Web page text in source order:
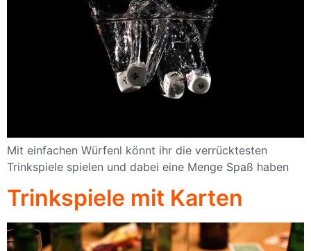
Mit einfachen Würfenl könnt ihr die verrücktesten
Trinkspiele spielen und dabei eine Menge Spaß haben
Trinkspiele mit Karten